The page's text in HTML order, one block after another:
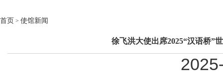
首页 > 使馆新闻
徐飞洪大使出席2025“汉语桥”